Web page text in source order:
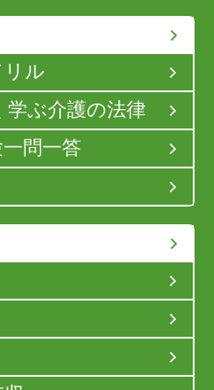
リル
学ぶ介護の法律
問一答